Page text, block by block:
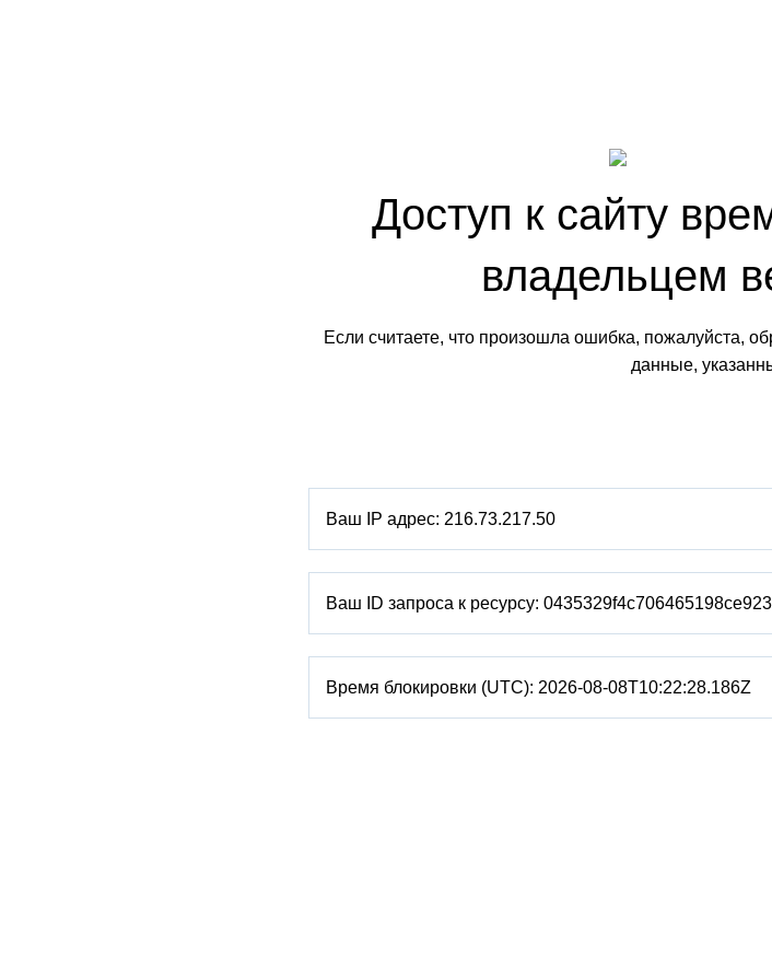
Доступ к сайту
владельцем
Если считаете, что произошла ошибка, пожалуйста,
данные,
Ваш IP адрес: 216.73.217.50
Ваш ID запроса к ресурсу:
Время блокировки (UTC): 2026-08-08T10:22:28.186Z